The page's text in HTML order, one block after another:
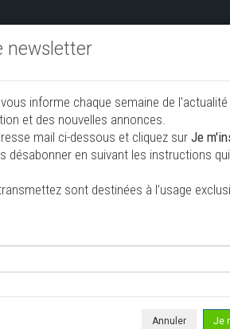
/ 911 TYPE
jours )
3 L ECHANGE
newsletter
informe chaque semaine de
et des nouvelles annonces.
mail ci-dessous et cliquez sur Je
désabonner en suivant les instructions
sont destinées à l’usage
Annuler Je